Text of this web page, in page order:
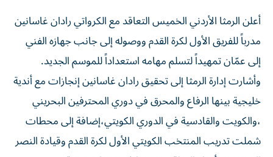
أعلن الرمثا الأردني الخميس التعاقد مع الكرواتي رادان غاسانين
مدرباً للفريق الأول لكرة القدم ووصوله إلى جانب جهازه الفني
إلى عمّان تمهيداً لتسلم مهامه استعداداً للموسم الجديد.
وأشارت إدارة الرمثا إلى تحقيق رادان غاسانين إنجازات مع أندية
خليجية بينها الرفاع والمحرق في دوري المحترفين البحريني
،والكويت والقادسية في الدوري الكويتي،إضافة إلى محطات
شملت تدريب المنتخب الكويتي الأول لكرة القدم وقيادة النصر